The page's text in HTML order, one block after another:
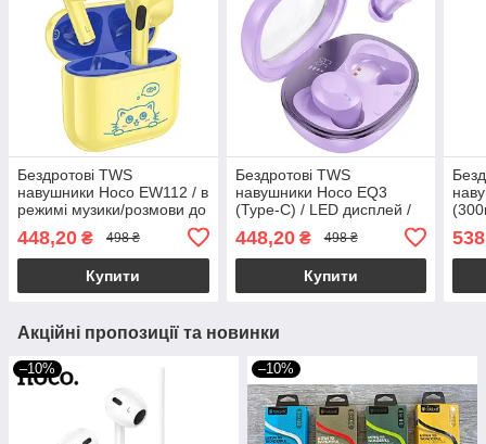
Бездротові TWS
навушники Hoco EW112 / в
режимі музики/розмови до
4 годин / кейс 200 mAh /
(yellow)
448,20 ₴ 498 ₴
Купити
Бездротові TWS
навушники Hoco EQ3
(Type-C) / LED дисплей /
роботи / (purple)
448,20₴ 498 ₴
Купити
Акційні пропозиції та новинки
–10% –10%